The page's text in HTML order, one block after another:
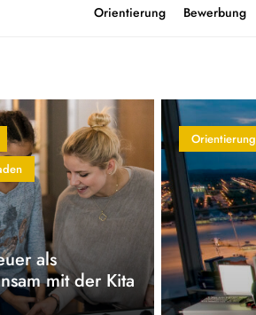
Orientierung Bewerbung
als
mit der Kita
Orientierung